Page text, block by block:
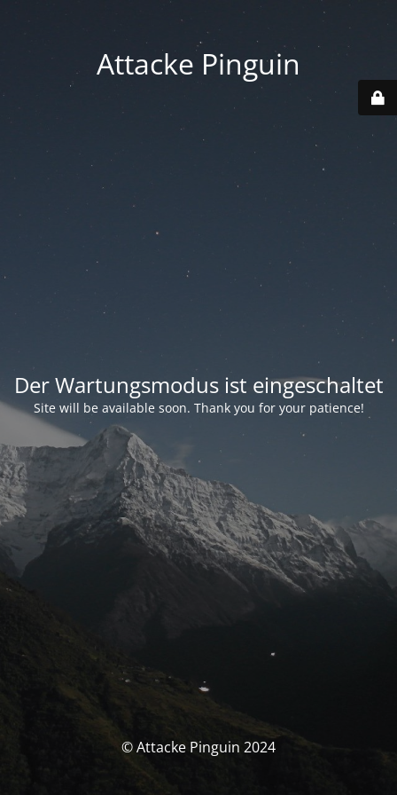
Attacke Pinguin
Der Wartungsmodus ist eingeschaltet
Site will be available soon. Thank you for your patience!
© Attacke Pinguin 2024